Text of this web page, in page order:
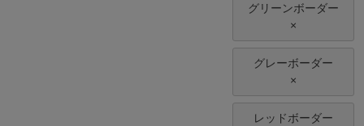
グリーンボーダー
×
グレーボーダー
×
レッドボーダー